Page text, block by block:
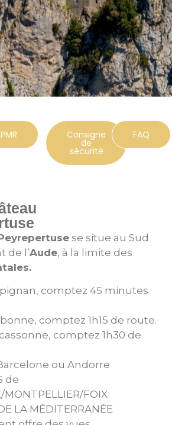
PMR Consigne
de
sécurité
FAQ
se situe au Sud
de l’Aude, à la limite des
comptez 45 minutes
comptez 1h15 de route.
comptez 1h30 de
ou Andorre
de
MONTPELLIER/FOIX
LA MÉDITERRANÉE